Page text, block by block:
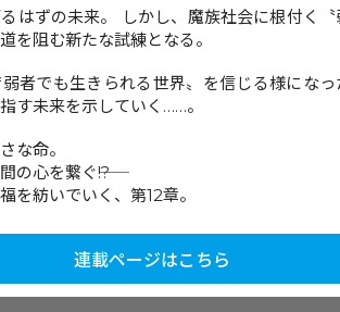
はずの未来。 しかし、魔族社会に根付く
を阻む新たな試練となる。
者でも生きられる世界〟を信じる様にな
す未来を示していく……。
な命。
心を繋ぐ――!?
を紡いでいく、第12章。
連載ページはこちら